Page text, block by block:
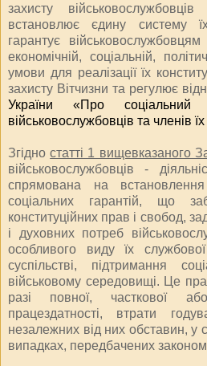
захисту
встановлює єдину систему
гарантує
економічній, соціальній,
умови для реалізації їх
захисту Вітчизни та регулює
України «Про
військовослужбовців та членів
Згідностатті 1 вищевказаного
військовослужбовців -
спрямована на
соціальних гарантій, що
конституційних прав і свобод,
і духовних потреб
особливого виду їх
суспільстві, підтримання
військовому середовищі. Це
разі повної, часткової
працездатності, втрати
незалежних від них обставин, у
випадках, передбачених